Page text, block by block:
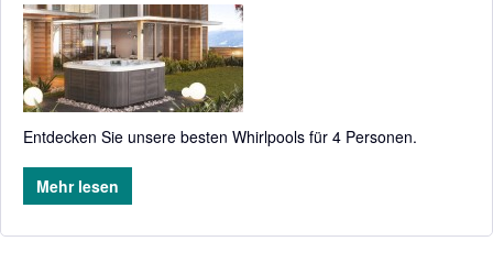
Entdecken Sie unsere besten Whirlpools für 4 Personen.
Mehr lesen